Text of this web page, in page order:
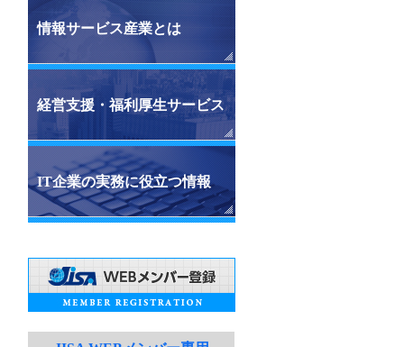
情報サービス産業とは
経営支援・福利厚生サービス
IT企業の実務に役立つ情報